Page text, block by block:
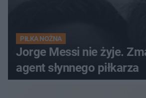
PIŁKA NOŻNA
Jorge Messi nie żyje.
agent słynnego piłkarza